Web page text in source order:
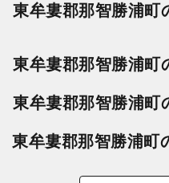
東牟婁郡那智勝浦町
東牟婁郡那智勝浦町
東牟婁郡那智勝浦町
東牟婁郡那智勝浦町